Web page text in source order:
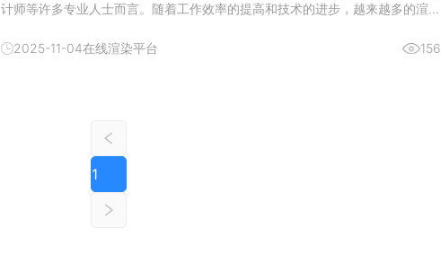
计师等许多专业人士而言。随着工作效率的提高和技术的进步，越来越多的渲染
2025-11-04在线渲染平台 156
1